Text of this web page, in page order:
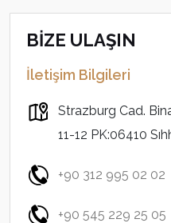
BİZE ULAŞIN
İletişim Bilgileri
Strazburg Cad.
11-12 PK:06410
+90 312 995 02 02
+90 545 229 25 05